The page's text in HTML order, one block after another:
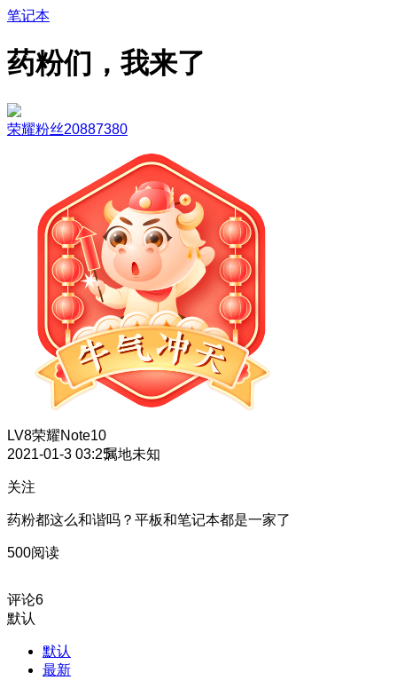
笔记本
药粉们，我来了
荣耀粉丝20887380
LV8荣耀Note10
2021-01-3 03:25属地未知
关注
药粉都这么和谐吗？ 平板和笔记本都是一家了
500阅读
评论6
默认
默认
最新